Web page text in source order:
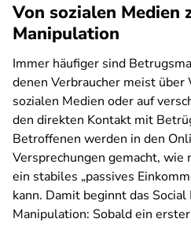
Von sozialen Medien
Manipulation
Immer häufiger sind
denen Verbraucher meist über
sozialen Medien oder auf
den direkten Kontakt mit
Betroffenen werden in den
Versprechungen gemacht,
ein stabiles „passives
kann. Damit beginnt das
Manipulation: Sobald ein